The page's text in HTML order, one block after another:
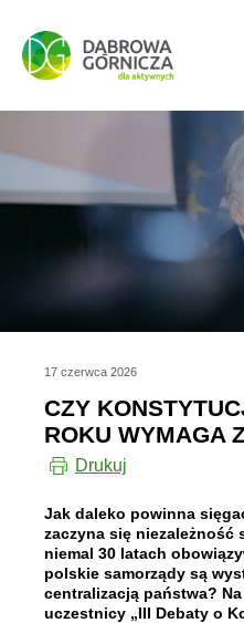
PRZEJDŹ DO MENU
PRZEJDŹ DO
PRZEJDŹ DO TREŚCI
17 czerwca 2026
CZY
ROKU WYMAGA
Drukuj
Jak daleko powinna
zaczyna się niezależność
niemal 30 latach
polskie samorządy są
centralizacją państwa?
uczestnicy „III Debaty o